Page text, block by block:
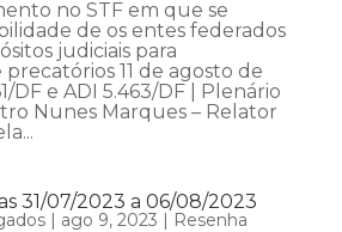
no STF em que se
de os entes federados
judiciais para
11 de agosto de
DF e ADI 5.463/DF | Plenário
Nunes Marques – Relator
31/07/2023 a 06/08/2023
| ago 9, 2023 | Resenha